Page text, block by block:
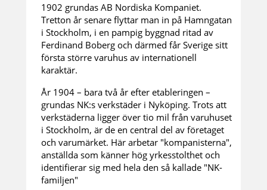
1902 grundas AB Nordiska Kompaniet.
Tretton år senare flyttar man in på Hamngatan
i Stockholm, i en pampig byggnad ritad av
Ferdinand Boberg och därmed får Sverige sitt
första större varuhus av internationell
karaktär.
År 1904 – bara två år efter etableringen –
grundas NK:s verkstäder i Nyköping. Trots att
verkstäderna ligger över tio mil från varuhuset
i Stockholm, är de en central del av företaget
och varumärket. Här arbetar "kompanisterna",
anställda som känner hög yrkesstolthet och
identifierar sig med hela den så kallade "NK-
familjen"